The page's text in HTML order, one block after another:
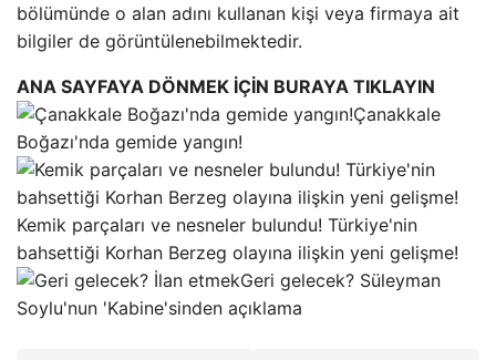
bölümünde o alan adını kullanan kişi veya firmaya ait
bilgiler de görüntülenebilmektedir.
ANA SAYFAYA DÖNMEK İÇİN BURAYA TIKLAYIN
Çanakkale
Boğazı'nda gemide yangın!
Kemik parçaları ve nesneler bulundu! Türkiye'nin
bahsettiği Korhan Berzeg olayına ilişkin yeni gelişme!
Geri gelecek? Süleyman
Soylu'nun 'Kabine'sinden açıklama